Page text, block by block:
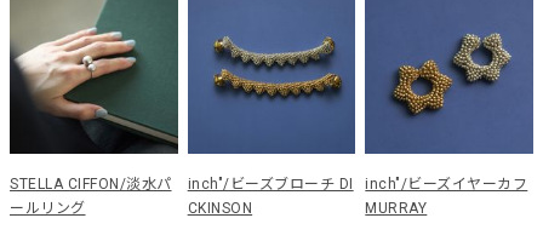
STELLA CIFFON/淡水パ
ールリング
inch"/ビーズブローチ DI
CKINSON
inch"/ビーズイヤーカフ
MURRAY